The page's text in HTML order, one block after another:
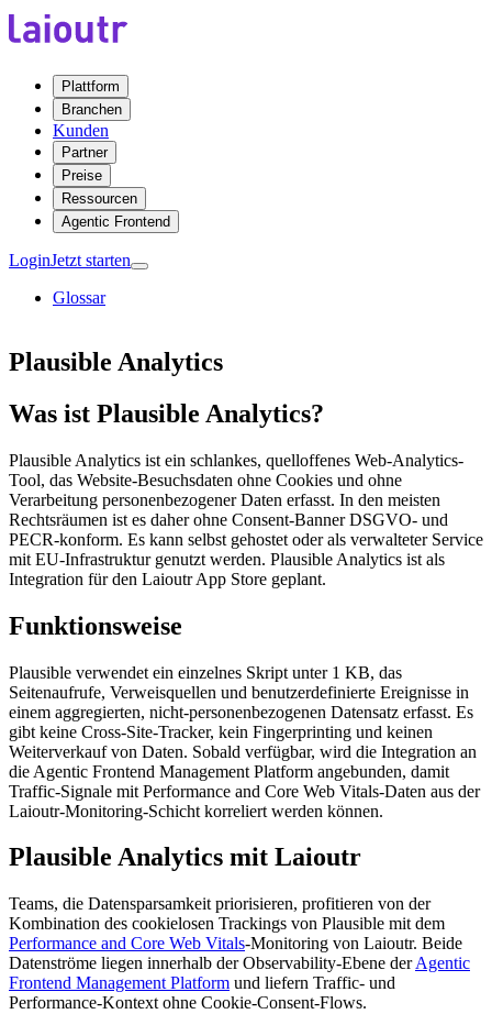
Plattform
Branchen
Kunden
Partner
Preise
Ressourcen
Agentic Frontend
LoginJetzt starten
Glossar
Plausible Analytics
Was ist Plausible Analytics?
Plausible Analytics ist ein schlankes, quelloffenes Web-Analytics-
Tool, das Website-Besuchsdaten ohne Cookies und ohne
Verarbeitung personenbezogener Daten erfasst. In den meisten
Rechtsräumen ist es daher ohne Consent-Banner DSGVO- und
PECR-konform. Es kann selbst gehostet oder als verwalteter Service
mit EU-Infrastruktur genutzt werden. Plausible Analytics ist als
Integration für den Laioutr App Store geplant.
Funktionsweise
Plausible verwendet ein einzelnes Skript unter 1 KB, das
Seitenaufrufe, Verweisquellen und benutzerdefinierte Ereignisse in
einem aggregierten, nicht-personenbezogenen Datensatz erfasst. Es
gibt keine Cross-Site-Tracker, kein Fingerprinting und keinen
Weiterverkauf von Daten. Sobald verfügbar, wird die Integration an
die Agentic Frontend Management Platform angebunden, damit
Traffic-Signale mit Performance and Core Web Vitals-Daten aus der
Laioutr-Monitoring-Schicht korreliert werden können.
Plausible Analytics mit Laioutr
Teams, die Datensparsamkeit priorisieren, profitieren von der
Kombination des cookielosen Trackings von Plausible mit dem
Performance and Core Web Vitals-Monitoring von Laioutr. Beide
Datenströme liegen innerhalb der Observability-Ebene derAgentic
Frontend Management Platform und liefern Traffic- und
Performance-Kontext ohne Cookie-Consent-Flows.